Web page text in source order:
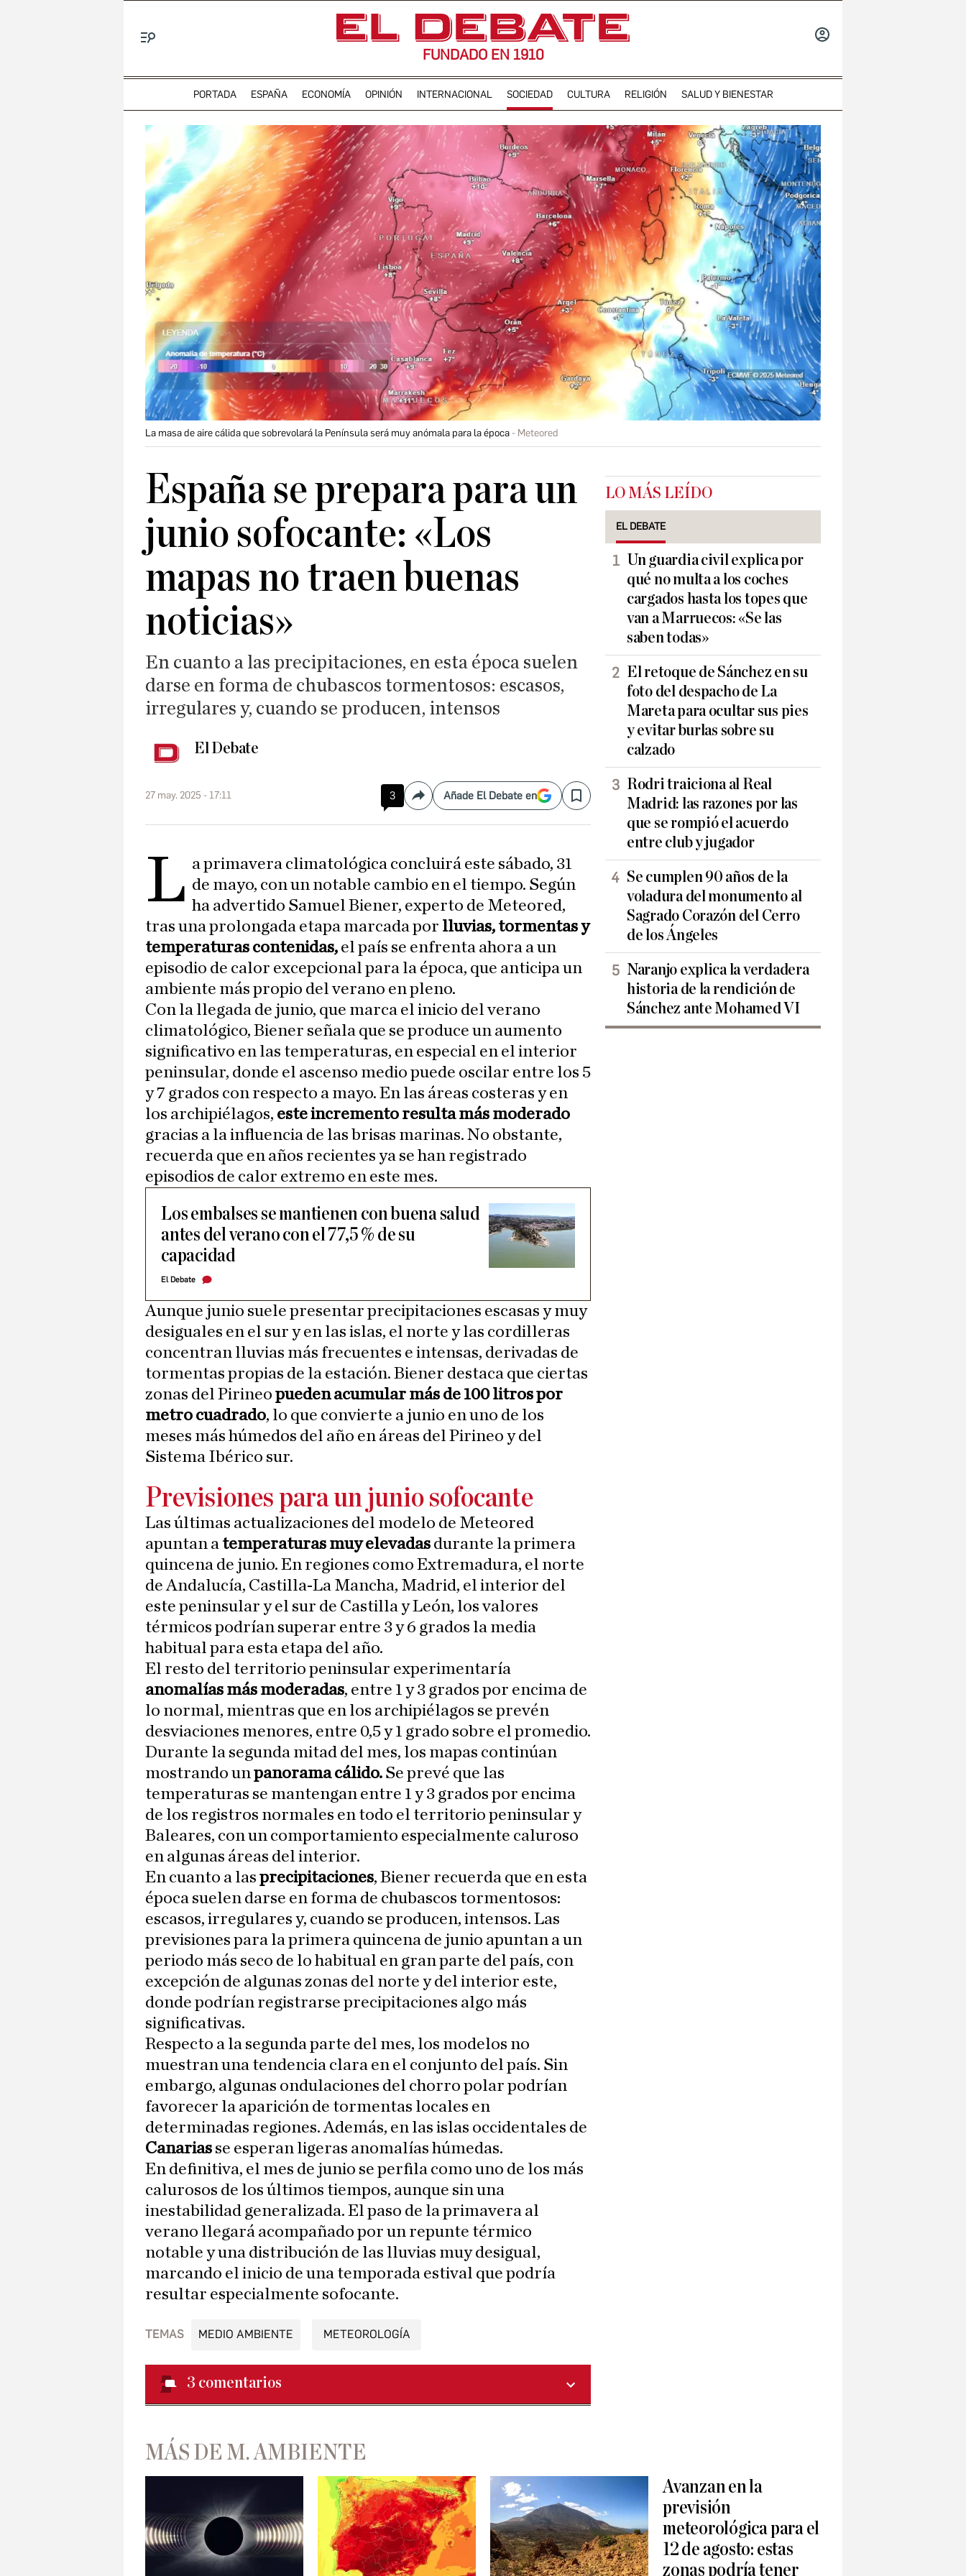
FUNDADO EN 1910
PORTADA ESPAÑA ECONOMÍA OPINIÓN INTERNACIONAL SOCIEDAD CULTURA RELIGIÓN SALUD Y BIENESTAR
La masa de aire cálida que sobrevolará la Península será muy anómala para la época Meteored
España se prepara para un
junio sofocante: «Los
mapas no traen buenas
noticias»
En cuanto a las precipitaciones, en esta época suelen
darse en forma de chubascos tormentosos: escasos,
irregulares y, cuando se producen, intensos
El Debate
27 may. 2025 - 17:11 3 CompartirAñade El Debate en Save
L a primavera climatológica concluirá este sábado, 31
de mayo, con un notable cambio en el tiempo. Según
ha advertido Samuel Biener, experto de Meteored,
tras una prolongada etapa marcada por lluvias, tormentas y
temperaturas contenidas, el país se enfrenta ahora a un
episodio de calor excepcional para la época, que anticipa un
ambiente más propio del verano en pleno.
Con la llegada de junio, que marca el inicio del verano
climatológico, Biener señala que se produce un aumento
significativo en las temperaturas, en especial en el interior
peninsular, donde el ascenso medio puede oscilar entre los 5
y 7 grados con respecto a mayo. En las áreas costeras y en
los archipiélagos, este incremento resulta más moderado
gracias a la influencia de las brisas marinas. No obstante,
recuerda que en años recientes ya se han registrado
episodios de calor extremo en este mes.
Los embalses se mantienen con buena salud
antes del verano con el 77,5 % de su
capacidad
El Debate
Aunque junio suele presentar precipitaciones escasas y muy
desiguales en el sur y en las islas, el norte y las cordilleras
concentran lluvias más frecuentes e intensas, derivadas de
tormentas propias de la estación. Biener destaca que ciertas
zonas del Pirineo pueden acumular más de 100 litros por
metro cuadrado, lo que convierte a junio en uno de los
meses más húmedos del año en áreas del Pirineo y del
Sistema Ibérico sur.
Previsiones para un junio sofocante
Las últimas actualizaciones del modelo de Meteored
apuntan a temperaturas muy elevadas durante la primera
quincena de junio. En regiones como Extremadura, el norte
de Andalucía, Castilla-La Mancha, Madrid, el interior del
este peninsular y el sur de Castilla y León, los valores
térmicos podrían superar entre 3 y 6 grados la media
habitual para esta etapa del año.
El resto del territorio peninsular experimentaría
anomalías más moderadas, entre 1 y 3 grados por encima de
lo normal, mientras que en los archipiélagos se prevén
desviaciones menores, entre 0,5 y 1 grado sobre el promedio.
Durante la segunda mitad del mes, los mapas continúan
mostrando unpanorama cálido. Se prevé que las
temperaturas se mantengan entre 1 y 3 grados por encima
de los registros normales en todo el territorio peninsular y
Baleares, con un comportamiento especialmente caluroso
en algunas áreas del interior.
En cuanto a las precipitaciones, Biener recuerda que en esta
época suelen darse en forma de chubascos tormentosos:
escasos, irregulares y, cuando se producen, intensos. Las
previsiones para la primera quincena de junio apuntan a un
periodo más seco de lo habitual en gran parte del país, con
excepción de algunas zonas del norte y del interior este,
donde podrían registrarse precipitaciones algo más
significativas.
Respecto a la segunda parte del mes, los modelos no
muestran una tendencia clara en el conjunto del país. Sin
embargo, algunas ondulaciones del chorro polar podrían
favorecer la aparición de tormentas locales en
determinadas regiones. Además, en las islas occidentales de
Canarias se esperan ligeras anomalías húmedas.
En definitiva, el mes de junio se perfila como uno de los más
calurosos de los últimos tiempos, aunque sin una
inestabilidad generalizada. El paso de la primavera al
verano llegará acompañado por un repunte térmico
notable y una distribución de las lluvias muy desigual,
marcando el inicio de una temporada estival que podría
resultar especialmente sofocante.
TEMAS MEDIO AMBIENTE METEOROLOGÍA
3 comentarios
LO MÁS LEÍDO
EL DEBATE
Un guardia civil explica por
qué no multa a los coches
cargados hasta los topes que
van a Marruecos: «Se las
saben todas»
El retoque de Sánchez en su
foto del despacho de La
Mareta para ocultar sus pies
y evitar burlas sobre su
calzado
Rodri traiciona al Real
Madrid: las razones por las
que se rompió el acuerdo
entre club y jugador
Se cumplen 90 años de la
voladura del monumento al
Sagrado Corazón del Cerro
de los Ángeles
Naranjo explica la verdadera
historia de la rendición de
Sánchez ante Mohamed VI
MÁS DE M. AMBIENTE
Avanzan en la
previsión
meteorológica para el
12 de agosto: estas
zonas podría tener